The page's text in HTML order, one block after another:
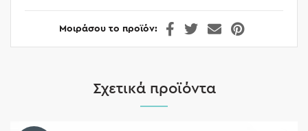
Μοιράσου το προϊόν
Σχετικά προϊόντα